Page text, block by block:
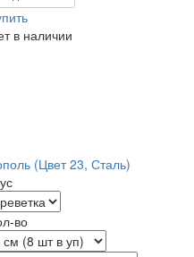
в наличии
(Цвет 23, Сталь)
во